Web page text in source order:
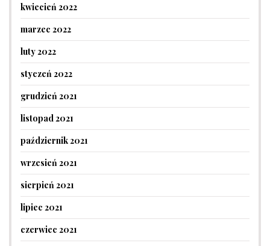
kwiecień 2022
marzec 2022
luty 2022
styczeń 2022
grudzień 2021
listopad 2021
październik 2021
wrzesień 2021
sierpień 2021
lipiec 2021
czerwiec 2021